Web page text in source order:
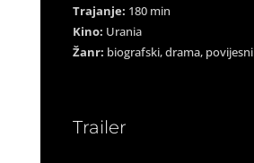
Trajanje: 180 min
Kino: Urania
Žanr: biografski, drama, povijesni
Trailer